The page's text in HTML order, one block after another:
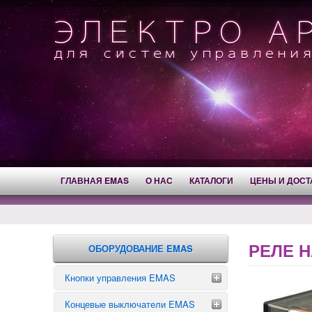
ГЛАВНАЯ EMAS О НАС КАТАЛОГИ ЦЕНЫ И
ОБОРУДОВАНИЕ EMAS
Кнопки управления EMAS
Аварийные кнопки
Концевые выключатели EMAS
РЕЛЕ